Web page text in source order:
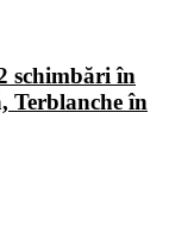
schimbări în
Terblanche în